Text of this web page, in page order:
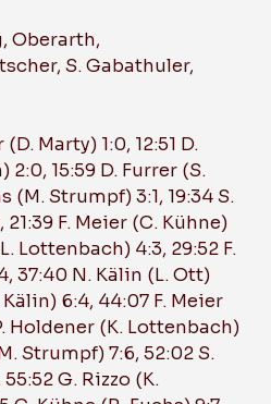
Oberarth,
S. Gabathuler,
Marty) 1:0, 12:51 D.
15:59 D. Furrer (S.
(M. Strumpf) 3:1, 19:34 S.
F. Meier (C. Kühne)
Lottenbach) 4:3, 29:52 F.
37:40 N. Kälin (L. Ott)
6:4, 44:07 F. Meier
Holdener (K. Lottenbach)
Strumpf) 7:6, 52:02 S.
G. Rizzo (K.